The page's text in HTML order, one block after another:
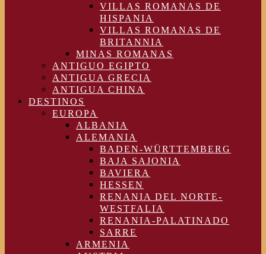
VILLAS ROMANAS DE
HISPANIA
VILLAS ROMANAS DE
BRITANNIA
MINAS ROMANAS
ANTIGUO EGIPTO
ANTIGUA GRECIA
ANTIGUA CHINA
DESTINOS
EUROPA
ALBANIA
ALEMANIA
BADEN-WÜRTTEMBERG
BAJA SAJONIA
BAVIERA
HESSEN
RENANIA DEL NORTE-
WESTFALIA
RENANIA-PALATINADO
SARRE
ARMENIA